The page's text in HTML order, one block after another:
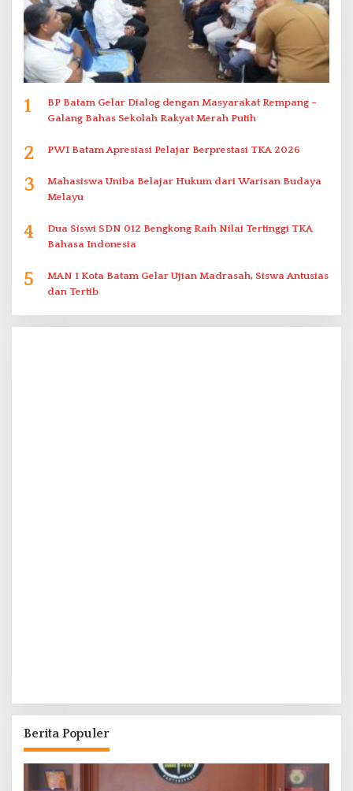
1
BP Batam Gelar Dialog dengan Masyarakat Rempang –
Galang Bahas Sekolah Rakyat Merah Putih
2 PWI Batam Apresiasi Pelajar Berprestasi TKA 2026
3
Mahasiswa Uniba Belajar Hukum dari Warisan Budaya
Melayu
4
Dua Siswi SDN 012 Bengkong Raih Nilai Tertinggi TKA
Bahasa Indonesia
5
MAN 1 Kota Batam Gelar Ujian Madrasah, Siswa Antusias
dan Tertib
Berita Populer